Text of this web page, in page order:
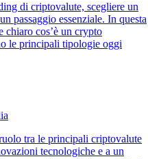
di criptovalute, scegliere un
passaggio essenziale. In questa
chiaro cos’è un crypto
le principali tipologie oggi
tra le principali criptovalute
tecnologiche e a un